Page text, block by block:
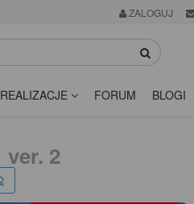
ZALOGUJ
REALIZACJE FORUM BLOGI
ver. 2